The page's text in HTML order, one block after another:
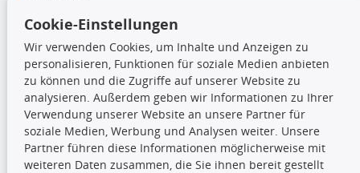
Stoßdämpfer
TecDoc Inside
Die hier angezeigten Daten insbesondere die gesamte Datenbank dürfen
Cookie-Einstellungen
Wir verwenden Cookies, um Inhalte und Anzeigen zu
personalisieren, Funktionen für soziale Medien anbieten
zu können und die Zugriffe auf unserer Website zu
analysieren. Außerdem geben wir Informationen zu Ihrer
Verwendung unserer Website an unsere Partner für
soziale Medien, Werbung und Analysen weiter. Unsere
Partner führen diese Informationen möglicherweise mit
weiteren Daten zusammen, die Sie ihnen bereit gestellt